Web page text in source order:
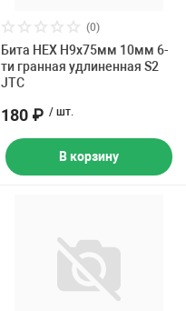
(0)
Бита HEX H9х75мм 10мм 6-
ти гранная удлиненная S2
JTC
180 ₽ / шт.
В корзину